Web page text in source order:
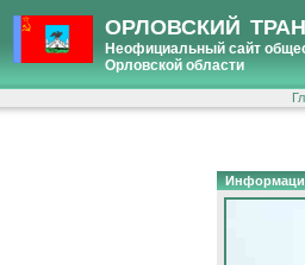
ОРЛОВСКИЙ
Неофициальный сайт
Орловской области